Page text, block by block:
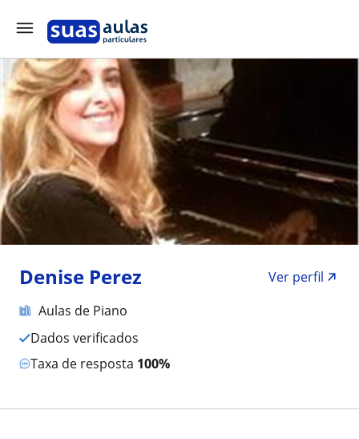
Denise Perez
Ver perfil
Aulas de Piano
Dados verificados
Taxa de resposta 100%